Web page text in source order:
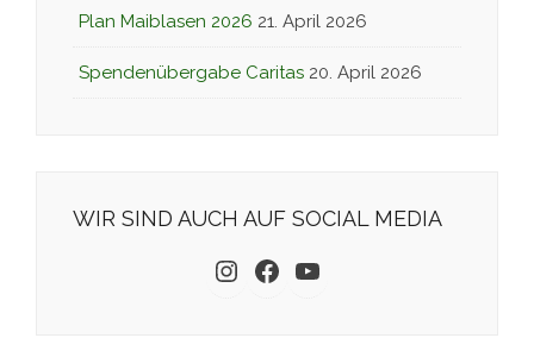
Plan Maiblasen 2026 21. April 2026
Spendenübergabe Caritas 20. April 2026
WIR SIND AUCH AUF SOCIAL MEDIA
Instagram Facebook YouTube